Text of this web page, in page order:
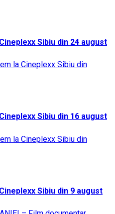
Sibiu din 24 august
Sibiu din 16 august
Sibiu din 9 august